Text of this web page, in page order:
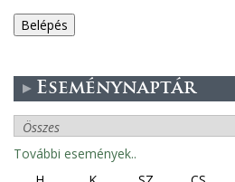
e
e
s
Eseménynaptár
További események..